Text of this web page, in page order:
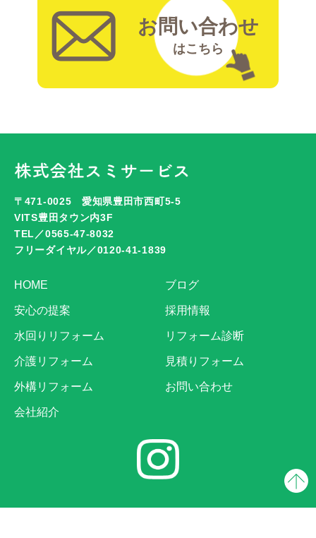
お問い合わせ
はこちら
〒471-0025 愛知県豊田市西町5-5
VITS豊田タウン内3F
TEL／0565-47-8032
フリーダイヤル／0120-41-1839
HOME ブログ
安心の提案 採用情報
水回りリフォーム リフォーム診断
介護リフォーム 見積りフォーム
外構リフォーム お問い合わせ
会社紹介